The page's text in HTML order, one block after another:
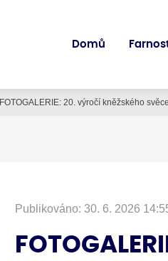
Domů
FOTOGALERIE: 20. výročí kněžského
Publikováno: 30. 6. 2026